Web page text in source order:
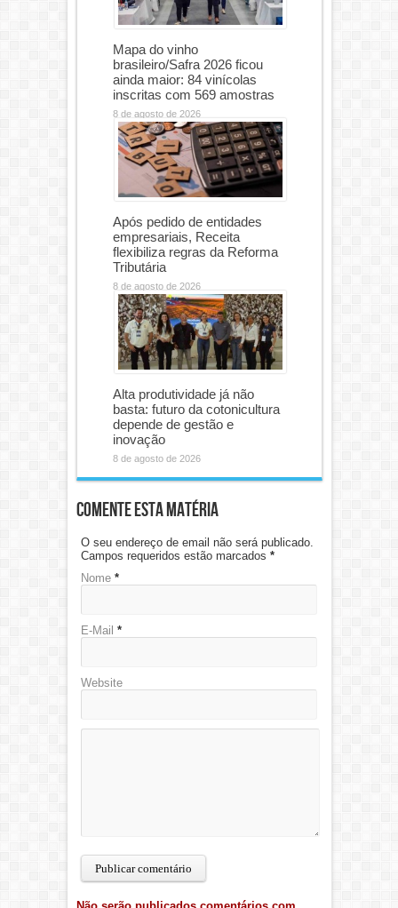
Mapa do vinho
brasileiro/Safra 2026 ficou
ainda maior: 84 vinícolas
inscritas com 569 amostras
8 de agosto de 2026
Após pedido de entidades
empresariais, Receita
flexibiliza regras da Reforma
Tributária
8 de agosto de 2026
Alta produtividade já não
basta: futuro da cotonicultura
depende de gestão e
inovação
8 de agosto de 2026
Comente esta matéria
O seu endereço de email não será publicado.
Campos requeridos estão marcados *
Nome *
E-Mail *
Website